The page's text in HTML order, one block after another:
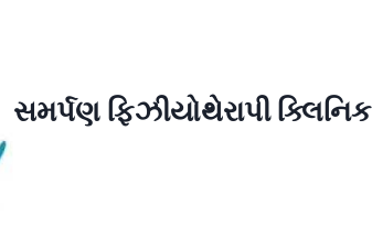
સમર્પણ ફિઝીયોથેરાપી ક્લિનિક